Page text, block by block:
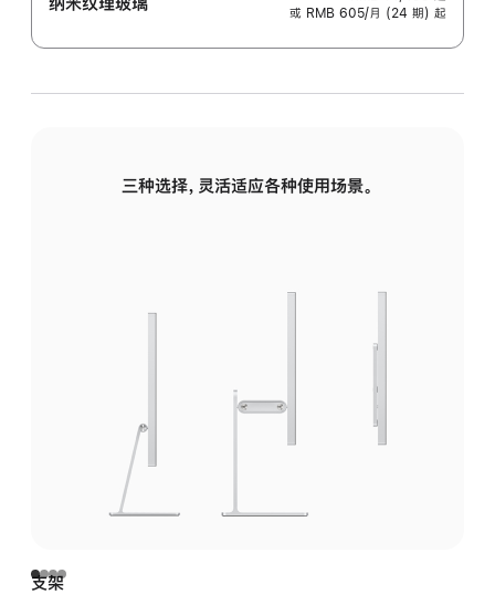
或 RMB 605/月 (24 期) 起
三种选择，灵活适应各种使用场景。
支架